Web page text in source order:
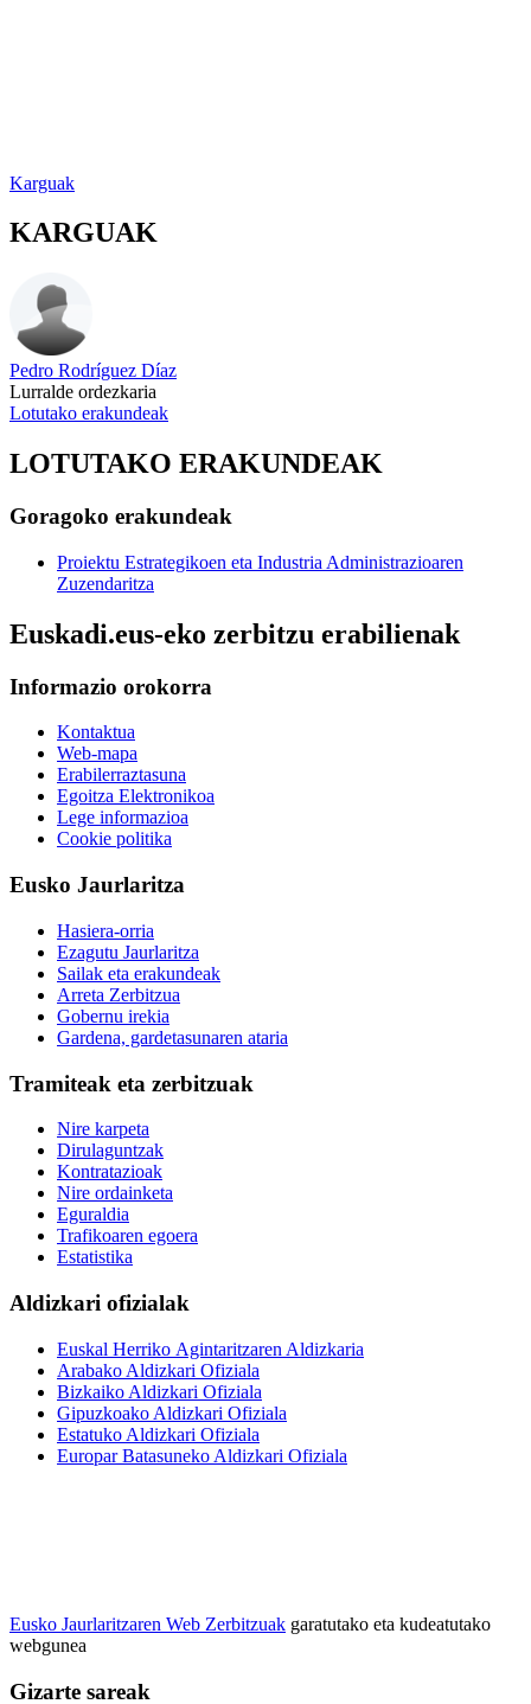
Karguak
KARGUAK
Pedro Rodríguez Díaz
Lurralde ordezkaria
Lotutako erakundeak
LOTUTAKO ERAKUNDEAK
Goragoko erakundeak
Proiektu Estrategikoen eta Industria Administrazioaren
Zuzendaritza
Euskadi.eus-eko zerbitzu erabilienak
Informazio orokorra
Kontaktua
Web-mapa
Erabilerraztasuna
Egoitza Elektronikoa
Lege informazioa
Cookie politika
Eusko Jaurlaritza
Hasiera-orria
Ezagutu Jaurlaritza
Sailak eta erakundeak
Arreta Zerbitzua
Gobernu irekia
Gardena, gardetasunaren ataria
Tramiteak eta zerbitzuak
Nire karpeta
Dirulaguntzak
Kontratazioak
Nire ordainketa
Eguraldia
Trafikoaren egoera
Estatistika
Aldizkari ofizialak
Euskal Herriko Agintaritzaren Aldizkaria
Arabako Aldizkari Ofiziala
Bizkaiko Aldizkari Ofiziala
Gipuzkoako Aldizkari Ofiziala
Estatuko Aldizkari Ofiziala
Europar Batasuneko Aldizkari Ofiziala
Eusko Jaurlaritzaren Web Zerbitzuak garatutako eta kudeatutako
webgunea
Gizarte sareak